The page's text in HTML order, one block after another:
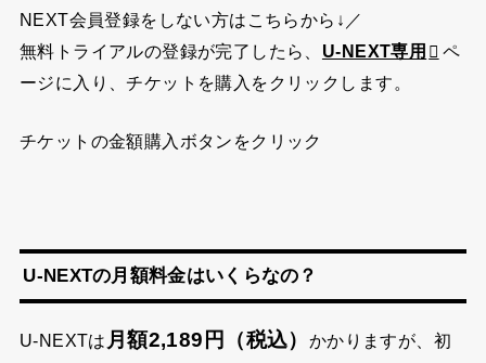
NEXT会員登録をしない方はこちらから↓／
無料トライアルの登録が完了したら、 U-NEXT専用
ペ
ージに入り、チケットを購入をクリックします。
チケットの金額購入ボタンをクリック
U-NEXTの月額料金はいくらなの？
U-NEXTは 月額2,189円（税込） かかりますが、初